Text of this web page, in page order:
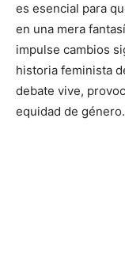
es esencial para
en una mera
impulse cambios
historia feminista
debate vive,
equidad de género.